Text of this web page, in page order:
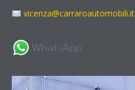
vicenza@carraroautomobili.it